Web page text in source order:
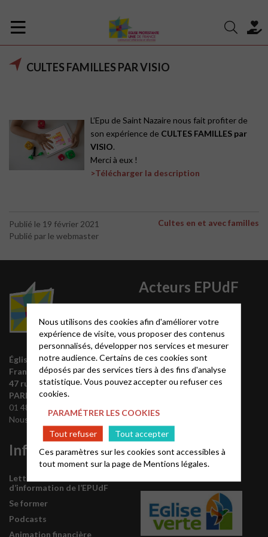
CULTES FAMILLES PAR VISIO
L’Epu de Saint Nazaire nous fait profiter de
son expérience de CULTES FAMILLES par
VISIO.
Merci à eux !
>Télécharger la description
Publié le 19 février 2021
Publié par le webmaster
Cultes en et avec familles
Église protestante unie de
France
47 rue de Clichy 75009
PARIS
01 48 74 90 92
Nous contacter
Acteurs EPUdF
Liste des régions
Annuaire EPUdF
Synodes et décisions
Déclarer sa foi
Outils de communication
Tutoriels
Informations
Lettre mensuelle
d’information de l’EPUdF
Se former
Podcasts
Animation financière
L’Eglise est
labellisée
Nous utilisons des cookies afin d'améliorer votre
expérience de visite, vous proposer des contenus
personnalisés, développer nos services et mesurer
notre audience. Certains de ces cookies sont
déposés par des services tiers à des fins d'analyse
statistique. Vous pouvez accepter ou refuser ces
cookies.
PARAMÉTRER LES COOKIES
Tout refuser
Tout accepter
Ces paramètres sur les cookies sont accessibles à
tout moment sur la page deMentions légales.